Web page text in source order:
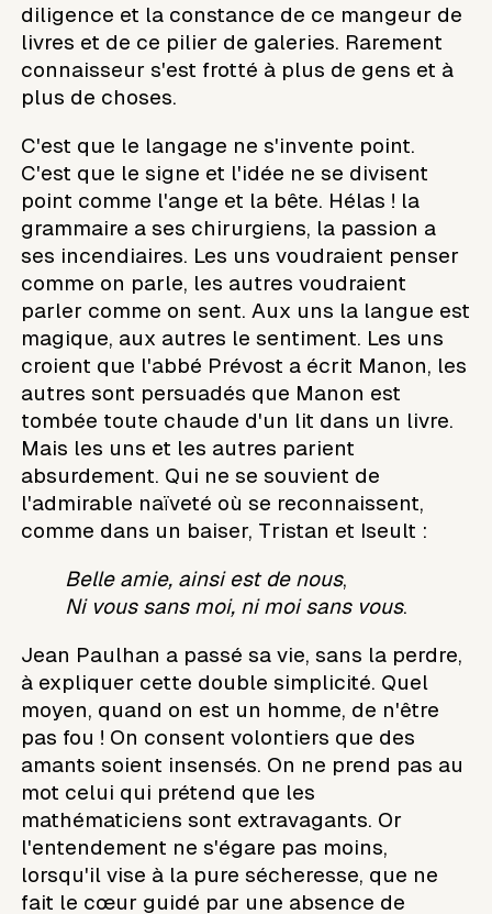
diligence et la constance de ce mangeur de
livres et de ce pilier de galeries. Rarement
connaisseur s'est frotté à plus de gens et à
plus de choses.
C'est que le langage ne s'invente point.
C'est que le signe et l'idée ne se divisent
point comme l'ange et la bête. Hélas ! la
grammaire a ses chirurgiens, la passion a
ses incendiaires. Les uns voudraient penser
comme on parle, les autres voudraient
parler comme on sent. Aux uns la langue est
magique, aux autres le sentiment. Les uns
croient que l'abbé Prévost a écrit Manon, les
autres sont persuadés que Manon est
tombée toute chaude d'un lit dans un livre.
Mais les uns et les autres parient
absurdement. Qui ne se souvient de
l'admirable naïveté où se reconnaissent,
comme dans un baiser, Tristan et Iseult :
Belle amie, ainsi est de nous,
Ni vous sans moi, ni moi sans vous.
Jean Paulhan a passé sa vie, sans la perdre,
à expliquer cette double simplicité. Quel
moyen, quand on est un homme, de n'être
pas fou ! On consent volontiers que des
amants soient insensés. On ne prend pas au
mot celui qui prétend que les
mathématiciens sont extravagants. Or
l'entendement ne s'égare pas moins,
lorsqu'il vise à la pure sécheresse, que ne
fait le cœur guidé par une absence de